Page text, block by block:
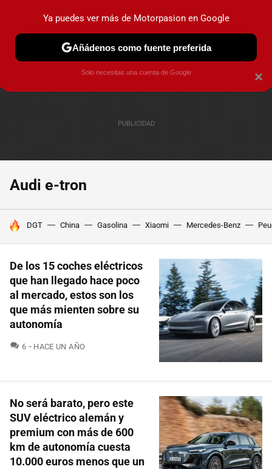
PRUEBAS COCHES ELÉCTRICOS OBSERVATORIO
Audi e-tron
HOY SE HABLA DE
DGT China Gasolina Xiaomi Mercedes-Benz
De los 15 coches eléctricos
que han llegado hace poco
al mercado, estos son los
que más mienten sobre su
autonomía
6 COMENTARIOS
HACE UN AÑO
No será barato, pero este
SUV eléctrico alemán y
premium con más de 600
km de autonomía cuesta
10.000 euros menos que un
×
Ya puedes ver más de Motorpasion en Google
Añádenos como fuente preferida
Solo necesitas una cuenta de Google